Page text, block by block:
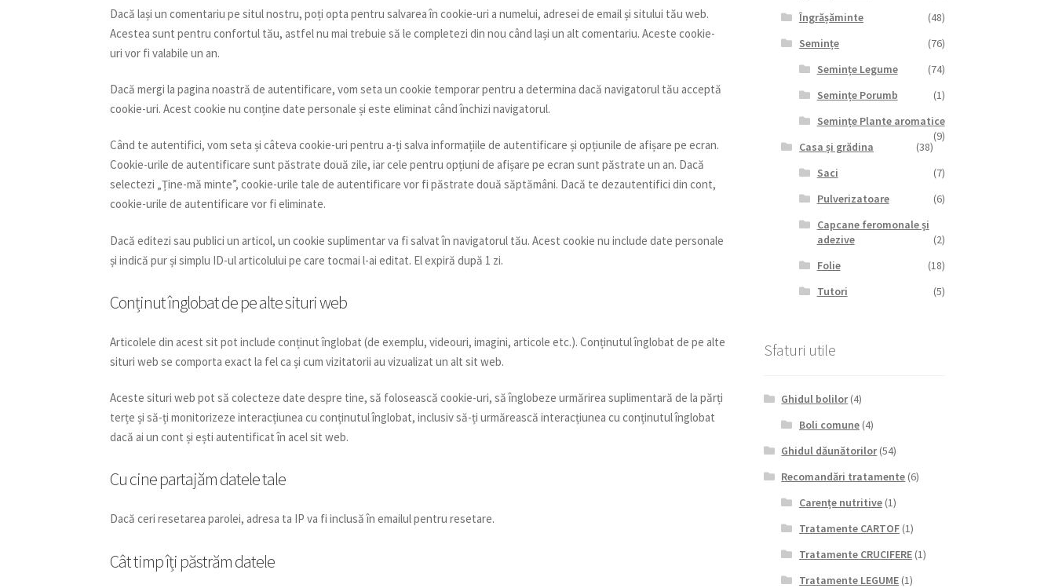
Dacă lași un comentariu pe situl nostru, poți opta pentru salvarea în cookie-uri a numelui, adresei de email și sitului tău web.
Acestea sunt pentru confortul tău, astfel nu mai trebuie să le completezi din nou când lași un alt comentariu. Aceste cookie-
uri vor fi valabile un an.
Dacă mergi la pagina noastră de autentificare, vom seta un cookie temporar pentru a determina dacă navigatorul tău acceptă
cookie-uri. Acest cookie nu conține date personale și este eliminat când închizi navigatorul.
Când te autentifici, vom seta și câteva cookie-uri pentru a-ți salva informațiile de autentificare și opțiunile de afișare pe ecran.
Cookie-urile de autentificare sunt păstrate două zile, iar cele pentru opțiuni de afișare pe ecran sunt păstrate un an. Dacă
selectezi „Ține-mă minte”, cookie-urile tale de autentificare vor fi păstrate două săptămâni. Dacă te dezautentifici din cont,
cookie-urile de autentificare vor fi eliminate.
Dacă editezi sau publici un articol, un cookie suplimentar va fi salvat în navigatorul tău. Acest cookie nu include date personale
și indică pur și simplu ID-ul articolului pe care tocmai l-ai editat. El expiră după 1 zi.
Conținut înglobat de pe alte situri web
Articolele din acest sit pot include conținut înglobat (de exemplu, videouri, imagini, articole etc.). Conținutul înglobat de pe alte
situri web se comporta exact la fel ca și cum vizitatorii au vizualizat un alt sit web.
Aceste situri web pot să colecteze date despre tine, să folosească cookie-uri, să înglobeze urmărirea suplimentară de la părți
terțe și să-ți monitorizeze interacțiunea cu conținutul înglobat, inclusiv să-ți urmărească interacțiunea cu conținutul înglobat
dacă ai un cont și ești autentificat în acel sit web.
Cu cine partajăm datele tale
Dacă ceri resetarea parolei, adresa ta IP va fi inclusă în emailul pentru resetare.
Cât timp îți păstrăm datele
Îngrășăminte
(48)
Semințe
(76)
Semințe Legume
(74)
Semințe Porumb
(1)
Semințe Plante aromatice
(9)
Casa și grădina
(38)
Saci
(7)
Pulverizatoare
(6)
Capcane feromonale și
adezive
(2)
Folie
(18)
Tutori
(5)
Sfaturi utile
Ghidul bolilor(4)
Boli comune(4)
Ghidul dăunătorilor(54)
Recomandări tratamente (6)
Carențe nutritive(1)
Tratamente CARTOF(1)
Tratamente CRUCIFERE(1)
Tratamente LEGUME(1)